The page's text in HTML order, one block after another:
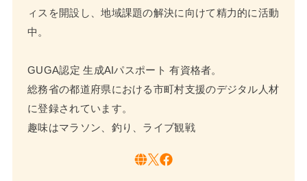
ィスを開設し、地域課題の解決に向けて精力的に活動
中。
GUGA認定 生成AIパスポート 有資格者。
総務省の都道府県における市町村支援のデジタル人材
に登録されています。
趣味はマラソン、釣り、ライブ観戦